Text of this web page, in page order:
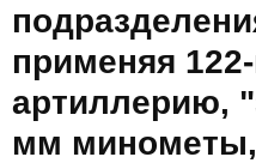
применяя
артиллерию,
мм